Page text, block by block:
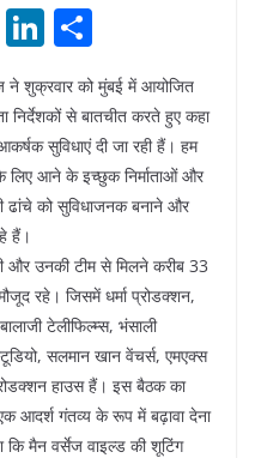
T
el
Li
k
e
dI
n
h
ar
e
ने शुक्रवार को मुंबई में आयोजित
निर्देशकों से बातचीत करते हुए कहा
सुविधाएं दी जा रही हैं। हम
लिए आने के इच्छुक निर्माताओं और
ढांचे को सुविधाजनक बनाने और
हैं।
और उनकी टीम से मिलने करीब 33
रहे। जिसमें धर्मा प्रोडक्शन,
टेलीफिल्म्स, भंसाली
सलमान खान वेंचर्स, एमएक्स
हाउस हैं। इस बैठक का
आदर्श गंतव्य के रूप में बढ़ावा देना
कि मैन वर्सेज वाइल्ड की शूटिंग